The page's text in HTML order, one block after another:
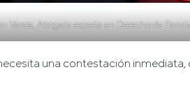
Varela, Abogada experta en Derecho de
una contestación inmediata,